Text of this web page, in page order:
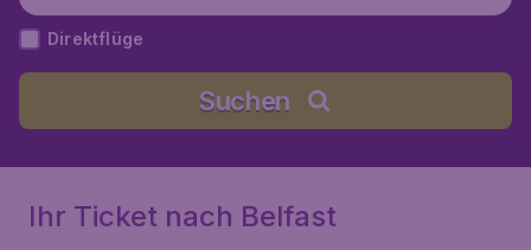
ast), Vereinigtes Königreich
Direktflüge
Suchen
Ihr Ticket nach Belfast